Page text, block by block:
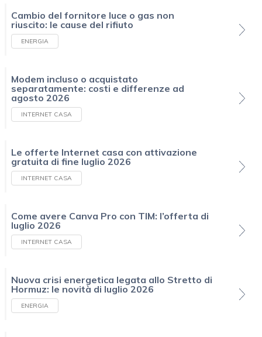
Cambio del fornitore luce o gas non
riuscito: le cause del rifiuto
ENERGIA
Modem incluso o acquistato
separatamente: costi e differenze ad
agosto 2026
INTERNET CASA
Le offerte Internet casa con attivazione
gratuita di fine luglio 2026
INTERNET CASA
Come avere Canva Pro con TIM: l’offerta di
luglio 2026
INTERNET CASA
Nuova crisi energetica legata allo Stretto di
Hormuz: le novità di luglio 2026
ENERGIA